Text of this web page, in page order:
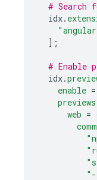
# Search
  idx
.
];
# Enable
  idx
.
enable =
previews
web =